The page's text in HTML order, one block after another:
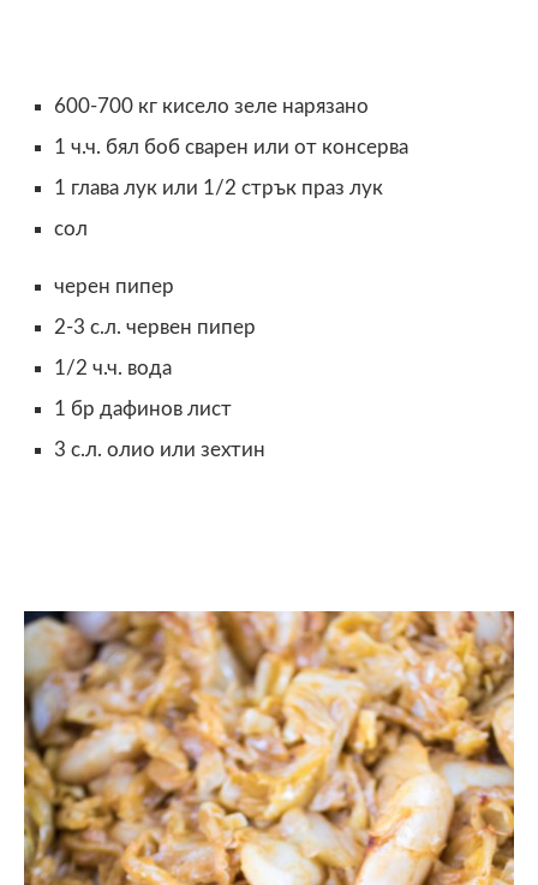
600-700 кг кисело зеле нарязано
1 ч.ч. бял боб сварен или от консерва
1 глава лук или 1/2 стрък праз лук
сол
черен пипер
2-3 с.л. червен пипер
1/2 ч.ч. вода
1 бр дафинов лист
3 с.л. олио или зехтин